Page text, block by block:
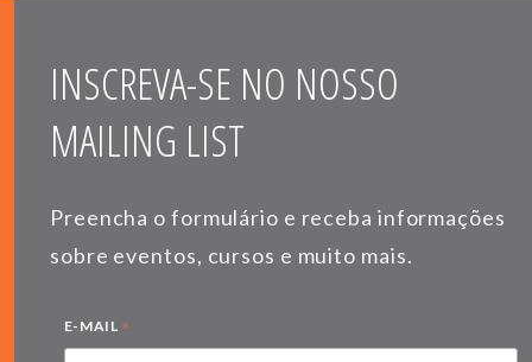
INSCREVA-SE NO NOSSO
MAILING LIST
Preencha o formulário e receba informações
sobre eventos, cursos e muito mais.
E-MAIL *